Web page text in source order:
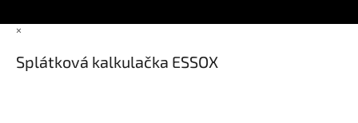
×
Splátková kalkulačka ESSOX